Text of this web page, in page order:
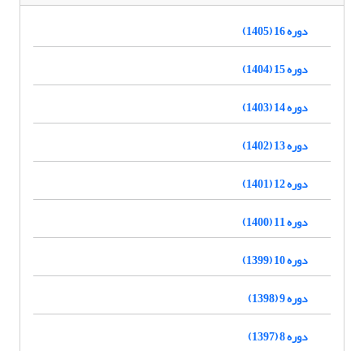
دوره 16 (1405)
دوره 15 (1404)
دوره 14 (1403)
دوره 13 (1402)
دوره 12 (1401)
دوره 11 (1400)
دوره 10 (1399)
دوره 9 (1398)
دوره 8 (1397)